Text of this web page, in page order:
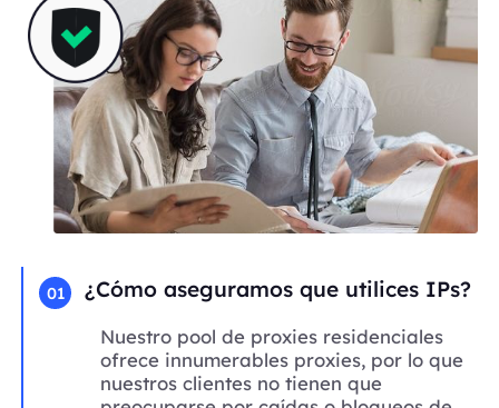
01 ¿Cómo aseguramos que utilices IPs?
Nuestro pool de proxies residenciales
ofrece innumerables proxies, por lo que
nuestros clientes no tienen que